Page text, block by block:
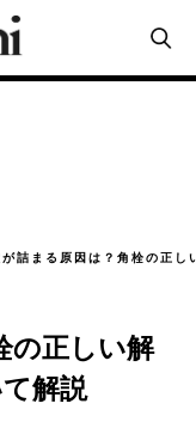
が詰まる原因は？角栓の正
の正しい解
解説